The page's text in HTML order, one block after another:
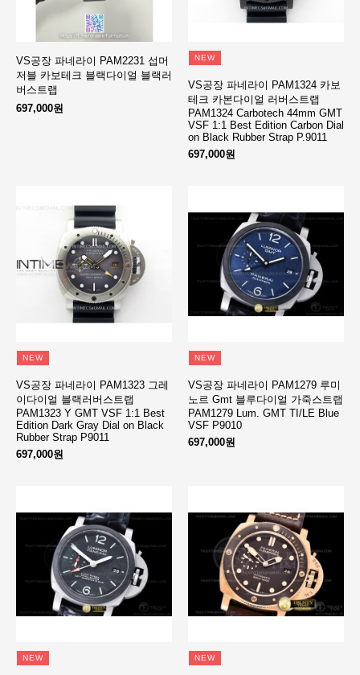
VS공장 파네라이 PAM2231 섭머
저블 카보테크 블랙다이얼 블랙러
버스트랩
697,000원
NEW
VS공장 파네라이 PAM1324 카보
테크 카본다이얼 러버스트랩
PAM1324 Carbotech 44mm GMT
VSF 1:1 Best Edition Carbon Dial
on Black Rubber Strap P.9011
697,000원
NEW
VS공장 파네라이 PAM1323 그레
이다이얼 블랙러버스트랩
PAM1323 Y GMT VSF 1:1 Best
Edition Dark Gray Dial on Black
Rubber Strap P9011
697,000원
NEW
VS공장 파네라이 PAM1279 루미
노르 Gmt 블루다이얼 가죽스트랩
PAM1279 Lum. GMT TI/LE Blue
VSF P9010
697,000원
NEW NEW